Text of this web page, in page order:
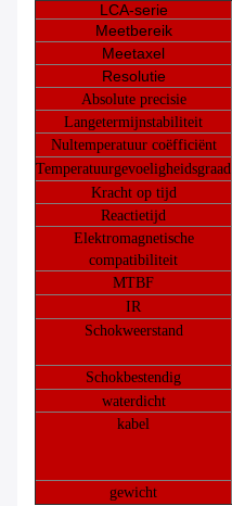
LCA-serie
Meetbereik
Meetaxel
Resolutie
Absolute precisie
Langetermijnstabiliteit
Nultemperatuur coëfficiënt
Temperatuurgevoeligheidsgraad
Kracht op tijd
Reactietijd
Elektromagnetische
compatibiliteit
MTBF
IR
Schokweerstand
Schokbestendig
waterdicht
kabel
gewicht